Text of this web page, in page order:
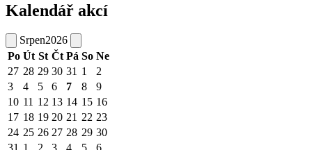
Kalendář akcí
Srpen2026
Po Út St Čt Pá So Ne
27 28 29 30 31 1
2
3
4 5 6 7 8
9
10 11 12 13 14 15 16
17 18 19 20 21 22 23
24 25 26 27 28 29 30